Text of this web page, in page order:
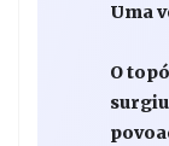
Uma
O